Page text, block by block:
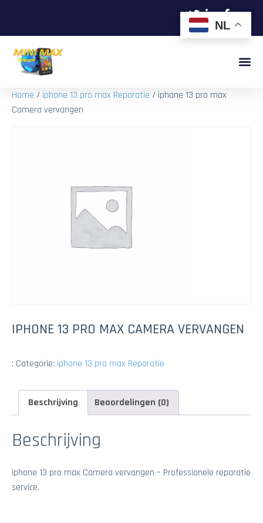
Home / iphone 13 pro max Reparatie / iphone 13 pro max
Camera vervangen
IPHONE 13 PRO MAX CAMERA VERVANGEN
: Categorie: iphone 13 pro max Reparatie
Beschrijving Beoordelingen (0)
Beschrijving
iphone 13 pro max Camera vervangen – Professionele reparatie
service.
NL